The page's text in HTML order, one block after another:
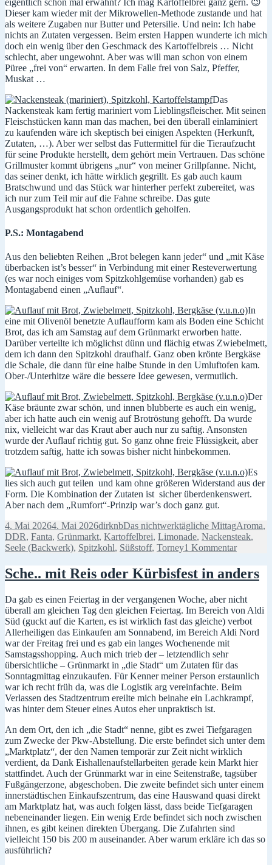
Dieser kam wieder mit der Mikrowellen-Methode zustande und hat
als weitere Zugaben nur Butter und Petersilie. Und nein: Ich habe
nichts an Zutaten vergessen. Beim ersten Happen wunderte ich mich
doch ein wenig über den Geschmack des Kartoffelbreis … Nicht
schlecht, aber ungewohnt. Aber was will man schon von einem
Püree „frei von“ erwarten. In dem Falle frei von Salz, Pfeffer,
Muskat …
Das
Nackensteak kam fertig mariniert vom Lieblingsfleischer. Mit seinen
Fleischstücken kann man das machen, bei den überall einlaminiert
zu kaufenden wäre ich skeptisch bei einigen Aspekten (Herkunft,
Zutaten, …). Aber wer selbst das Futtermittel für die Tieraufzucht
für seine Produkte herstellt, dem gehört mein Vertrauen. Das schöne
Grillmuster kommt übrigens „nur“ von meiner Grillpfanne. Nicht,
das seiner denkt, ich hätte wirklich gegrillt. Es gab auch kaum
Bratschwund und das Stück war hinterher perfekt zubereitet, was
ich nur zum Teil mir auf die Fahne schreibe. Das gute
Ausgangsprodukt hat schon ordentlich geholfen.
P.S.: Montagabend
Aus den beliebten Reihen „Brot belegen kann jeder“ und „mit Käse
überbacken ist’s besser“ in Verbindung mit einer Resteverwertung
(es war noch einiges vom Spitzkohlgemüse vorhanden) gab es
Montagabend einen „Auflauf“.
In
eine mit Olivenöl benetzte Auflaufform kam als Boden eine Schicht
Brot, das ich am Samstag auf dem Grünmarkt erworben hatte.
Darüber verteilte ich möglichst dünn und flächig etwas Zwiebelmett,
dem ich dann den Spitzkohl draufhalf. Ganz oben krönte Bergkäse
die Schale, die dann für eine halbe Stunde in den Umluftofen kam.
Ober-/Unterhitze wäre die bessere Idee gewesen, vermutlich.
Der
Käse bräunte zwar schön, und innen blubberte es auch ein wenig,
aber ich hatte auch ein wenig auf Brotröstung gehofft. Da wurde
nix, vielleicht war das Kraut aber auch nur zu saftig. Ansonsten
wurde der Auflauf richtig gut. So ganz ohne freie Flüssigkeit, aber
trotzdem saftig, hatte ich sowas bisher nicht hinbekommen.
Es
lies sich auch gut teilen und kam ohne größeren Widerstand aus der
Form. Die Kombination der Zutaten ist sicher überdenkenswert.
Aber nach dem „Rumfort“-Prinzip war’s doch ganz gut.
Veröffentlicht
am
4. Mai 20264. Mai 2026Autor
dirknbKategorien
Das nichtwerktägliche MittagAroma,
DDR, Fanta, Grünmarkt, Kartoffelbrei, Limonade, Nackensteak,
Seele (Backwerk), Spitzkohl, Süßstoff, Torney1 Kommentarzu
dicker
Hals,
und
Augen
Sche.. mit Reis oder Kürbisfest in anders
Da gab es einen Feiertag in der vergangenen Woche, aber nicht
überall am gleichen Tag den gleichen Feiertag. Im Bereich von Aldi
Süd (guckt auf die Karten, es ist wirklich fast das gleiche) verbot
Allerheiligen das Einkaufen am Sonnabend, im Bereich Aldi Nord
war der Freitag frei und es gab ein langes Wochenende mit
Samstagsshopping. Auch mich trieb der – letztendlich sehr
übersichtliche – Grünmarkt in „die Stadt“ um Zutaten für das
Sonntagmittag einzukaufen. Für Kenner meiner Person erstaunlich
war ich recht früh da, was die Logistik arg vereinfachte. Beim
Verlassen des Stadtzentrum ereilte mich beinahe ein Lachkrampf,
was hinter dem Steuer eines Autos eher unpraktisch ist.
An dem Ort, den ich „die Stadt“ nenne, gibt es zwei Tiefgaragen
zum Zwecke der Pkw-Abstellung. Die erste befindet sich unter dem
„Marktplatz“, der den Namen temporär zur Zeit nicht wirklich
verdient, da Dank Eishallenaufstellarbeiten gerade kein Markt hier
stattfindet. Auch der Grünmarkt war in eine Seitenstraße, tagsüber
Fußgängerzone, abgeschoben. Die zweite befindet sich unter einem
innerstädtischen Einkaufszentrum, das eine Hauswand quasi direkt
am Marktplatz hat, was auch folgen lässt, dass beide Tiefgaragen
nebeneinander liegen. Ein wenig Erde befindet sich noch zwischen
ihnen, es gibt keinen direkten Übergang. Die Zufahrten sind
vielleicht 150 bis 200 m auseinander. Aber warum erkläre ich das so
ausführlich?